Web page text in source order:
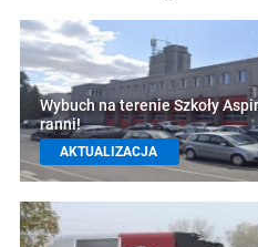
Wybuch na terenie Szkoły
ranni!
AKTUALIZACJA